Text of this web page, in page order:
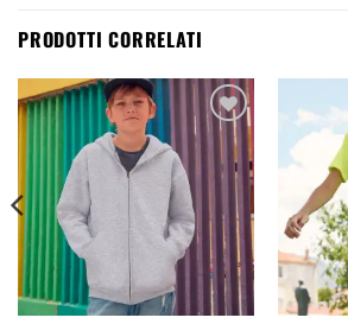
PRODOTTI CORRELATI
Aggiungi
lista dei
desideri